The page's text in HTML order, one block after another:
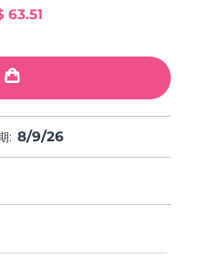
63.51
: 8/9/26